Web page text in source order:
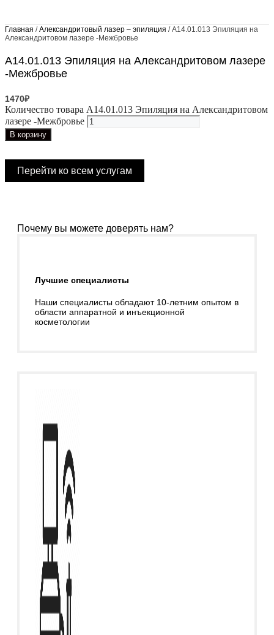
Главная /Александритовый лазер – эпиляция / А14.01.013 Эпиляция на
Александритовом лазере -Межбровье
А14.01.013 Эпиляция на Александритовом лазере
-Межбровье
1470₽
Количество товара А14.01.013 Эпиляция на Александритовом
лазере -Межбровье
В корзину
Перейти ко всем услугам
Почему вы можете доверять нам?
Лучшие специалисты
Наши специалисты обладают 10-летним опытом в
области аппаратной и инъекционной
косметологии